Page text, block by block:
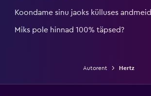
Koondame sinu jaoks külluses andmeid
Miks pole hinnad 100% täpsed?
Autorent Hertz